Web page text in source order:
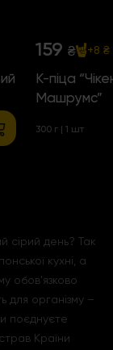
159 ₴ +8 ₴
К-піца
Машрумс”
300 г | 1 шт
сірий день? Так
кухні, а
обов'язково
для організму –
поєднуєте
Країни